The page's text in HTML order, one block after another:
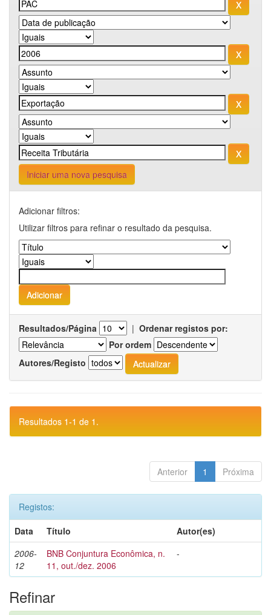
Iniciar uma nova pesquisa
Adicionar filtros:
Utilizar filtros para refinar o resultado da pesquisa.
Resultados/Página | Ordenar registos por:
Por ordem
Autores/Registo
Resultados 1-1 de 1.
Anterior 1 Próxima
Registos:
Data
Título
Autor(es)
2006-
12
BNB Conjuntura Econômica, n.
11, out./dez. 2006
-
Refinar